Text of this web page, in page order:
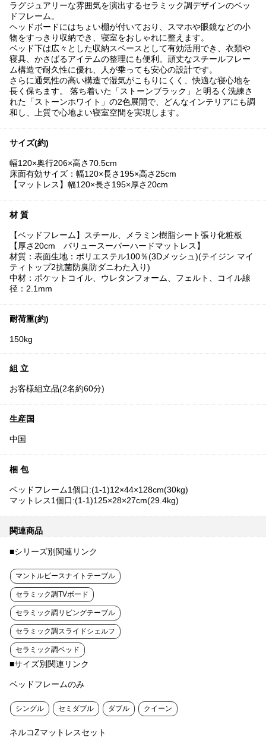
ラグジュアリーな雰囲気を演出するセラミック調デザインのベッ
ドフレーム。
ヘッドボードにはちょい棚が付いており、スマホや眼鏡などの小
物をすっきり収納でき、寝室をおしゃれに整えます。
ベッド下は広々とした収納スペースとして有効活用でき、衣類や
寝具、かさばるアイテムの整理にも便利。頑丈なスチールフレー
ム構造で耐久性に優れ、人が乗っても安心の設計です。
さらに通気性の高い構造で湿気がこもりにくく、快適な寝心地を
長く保ちます。 落ち着いた「ストーンブラック」と明るく洗練さ
れた「ストーンホワイト」の2色展開で、どんなインテリアにも調
和し、上質で心地よい寝室空間を実現します。
サイズ(約)
幅120×奥行206×高さ70.5cm
床面有効サイズ：幅120×長さ195×高さ25cm
【マットレス】幅120×長さ195×厚さ20cm
材 質
【ベッドフレーム】スチール、メラミン樹脂シート張り化粧板
【厚さ20cm バリュースーパーハードマットレス】
材質：表面生地：ポリエステル100％(3Dメッシュ)(テイジン マイ
ティトップ2抗菌防臭防ダニわた入り)
中材：ポケットコイル、ウレタンフォーム、フェルト、コイル線
径：2.1mm
耐荷重(約)
150kg
組 立
お客様組立品(2名約60分)
生産国
中国
梱 包
ベッドフレーム1個口:(1-1)12×44×128cm(30kg)
マットレス1個口:(1-1)125×28×27cm(29.4kg)
関連商品
■シリーズ別関連リンク
マントルピースナイトテーブル
セラミック調TVボード
セラミック調リビングテーブル
セラミック調スライドシェルフ
セラミック調ベッド
■サイズ別関連リンク
ベッドフレームのみ
シングル セミダブル ダブル クイーン
ネルコZマットレスセット